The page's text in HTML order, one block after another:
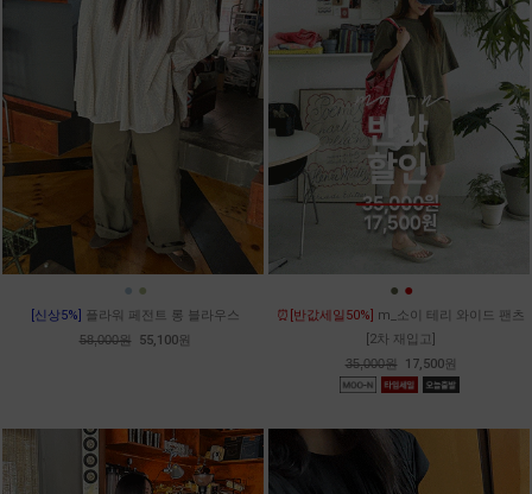
● ●
[신상5%] 플라워 페전트 롱 블라우스
58,000원 55,100원
● ●
⏰[반값세일50%] m_소이 테리 와이드 팬츠
[2차 재입고]
35,000원 17,500원